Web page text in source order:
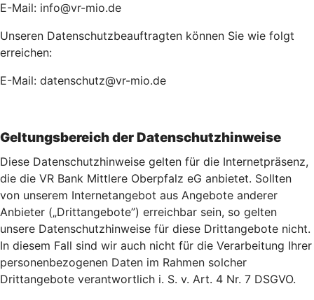
E-Mail: info@vr-mio.de
Unseren Datenschutzbeauftragten können Sie wie folgt
erreichen:
E-Mail: datenschutz@vr-mio.de
Geltungsbereich der Datenschutzhinweise
Diese Datenschutzhinweise gelten für die Internetpräsenz,
die die VR Bank Mittlere Oberpfalz eG anbietet. Sollten
von unserem Internetangebot aus Angebote anderer
Anbieter („Drittangebote”) erreichbar sein, so gelten
unsere Datenschutzhinweise für diese Drittangebote nicht.
In diesem Fall sind wir auch nicht für die Verarbeitung Ihrer
personenbezogenen Daten im Rahmen solcher
Drittangebote verantwortlich i. S. v. Art. 4 Nr. 7 DSGVO.